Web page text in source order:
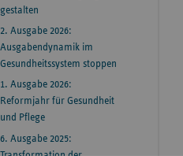
gestalten
2. Ausgabe 2026:
Ausgabendynamik im
Gesundheitssystem stoppen
1. Ausgabe 2026:
Reformjahr für Gesundheit
und Pflege
6. Ausgabe 2025: